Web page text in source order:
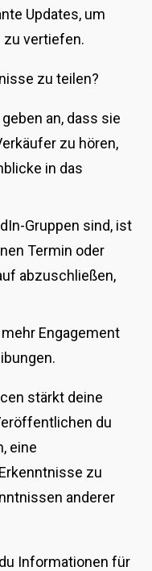
Updates, um
zu vertiefen.
zu teilen?
an, dass sie
zu hören,
in das
Gruppen sind, ist
Termin oder
abzuschließen,
Engagement
stärkt deine
du
eine
zu
anderer
Informationen für